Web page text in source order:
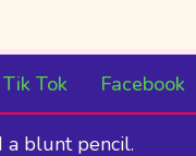
Tik Tok Facebook
blunt pencil.